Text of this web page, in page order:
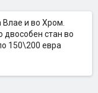
Влае и во Хром.
стан во
150\200 евра